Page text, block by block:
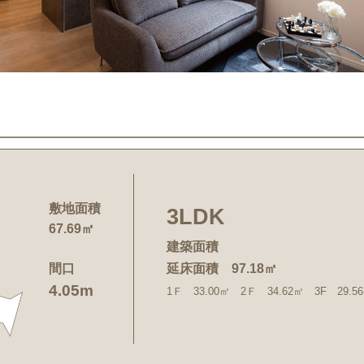
敷地面積
67.69㎡
間口
4.05m
3LDK
建築面積
延床面積 97.18㎡
1Ｆ 33.00㎡ 2Ｆ 34.62㎡ 3F